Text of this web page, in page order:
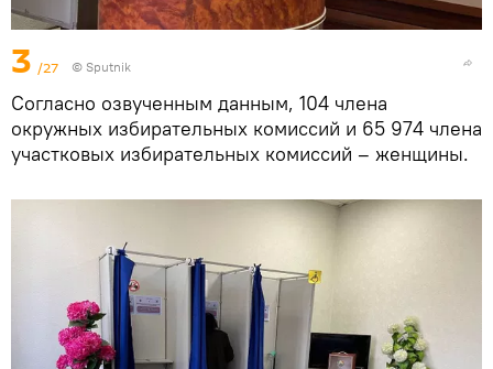
3 /27 © Sputnik
Согласно озвученным данным, 104 члена
окружных избирательных комиссий и 65 974 члена
участковых избирательных комиссий – женщины.